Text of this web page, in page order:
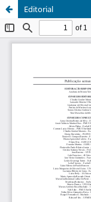
Editorial